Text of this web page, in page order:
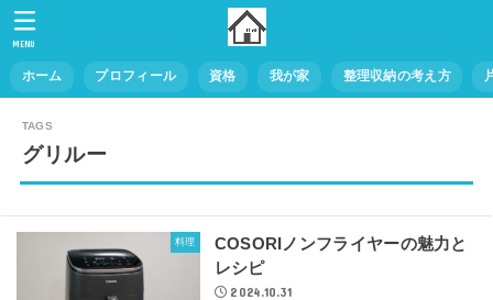
ホーム プロフィール 資格 我が家 整理収納の考え方
MENU
グリルー
料理
COSORIノンフライヤーの魅力と
レシピ
2024.10.31